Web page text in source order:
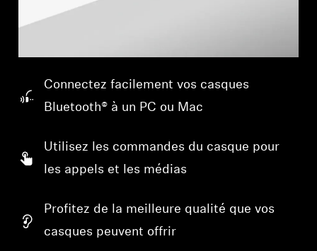
Connectez facilement vos casques
Bluetooth® à un PC ou Mac
Utilisez les commandes du casque pour
les appels et les médias
Profitez de la meilleure qualité que vos
casques peuvent offrir